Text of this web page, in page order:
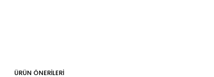
ÜRÜN ÖNERILERI